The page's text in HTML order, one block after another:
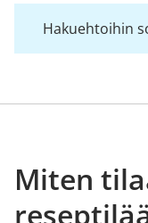
Hakuehtoihin
Miten